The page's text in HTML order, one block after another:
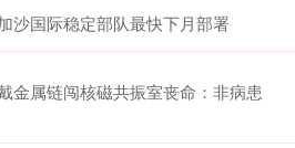
沙国际稳定部队最快下月部署
金属链闯核磁共振室丧命：非病患